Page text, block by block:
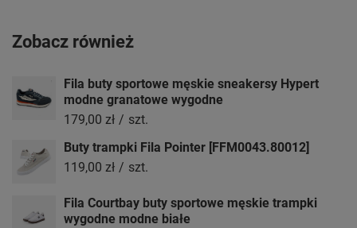
Zobacz również
Fila buty sportowe męskie sneakersy Hypert
modne granatowe wygodne
179,00 zł / szt.
Buty trampki Fila Pointer [FFM0043.80012]
119,00 zł / szt.
Fila Courtbay buty sportowe męskie trampki
wygodne modne białe